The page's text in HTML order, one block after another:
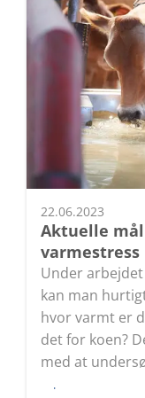
22.06.2023
Aktuelle
varmestress
Under
kan man
hvor varmt er
det for koen?
med at
Læs